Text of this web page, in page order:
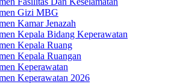
Gizi MBG
Kamar Jenazah
Kepala Bidang Keperawatan
Kepala Ruang
Kepala Ruangan
Keperawatan
Keperawatan 2026